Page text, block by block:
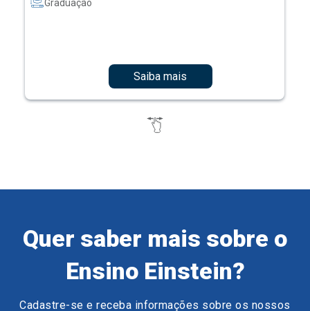
Graduação
Saiba mais
Quer saber mais sobre o
Ensino Einstein?
Cadastre-se e receba informações sobre os nossos